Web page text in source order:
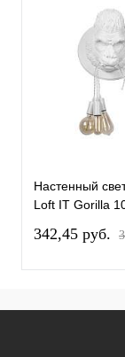
Настенный
Loft IT Gorilla
342,45 pуб.